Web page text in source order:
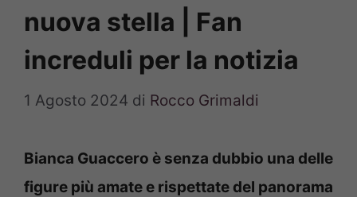
nuova stella | Fan
increduli per la notizia
1 Agosto 2024 di Rocco Grimaldi
Bianca Guaccero è senza dubbio una delle
figure più amate e rispettate del panorama